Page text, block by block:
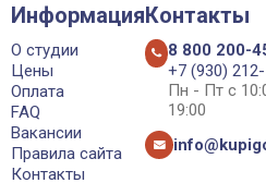
Информация
О студии
Цены
Оплата
FAQ
Вакансии
Правила сайта
Контакты
Контакты
8 800 200-
+7 (930)
Пн - Пт с
19:00